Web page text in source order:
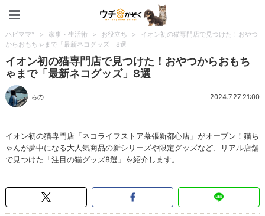
ハピママ* > 家事・生活術 > お役立ち >
イオン初の猫専門店で見つけた！おやつ
からおもちゃまで「最新ネコグッズ」8選
イオン初の猫専門店で見つけた！おやつからおもち
ゃまで「最新ネコグッズ」8選
ちの 2024.7.27 21:00
イオン初の猫専門店「ネコライフストア幕張新都心店」がオープン！猫ち
ゃんが夢中になる大人気商品の新シリーズや限定グッズなど、リアル店舗
で見つけた「注目の猫グッズ8選」を紹介します。